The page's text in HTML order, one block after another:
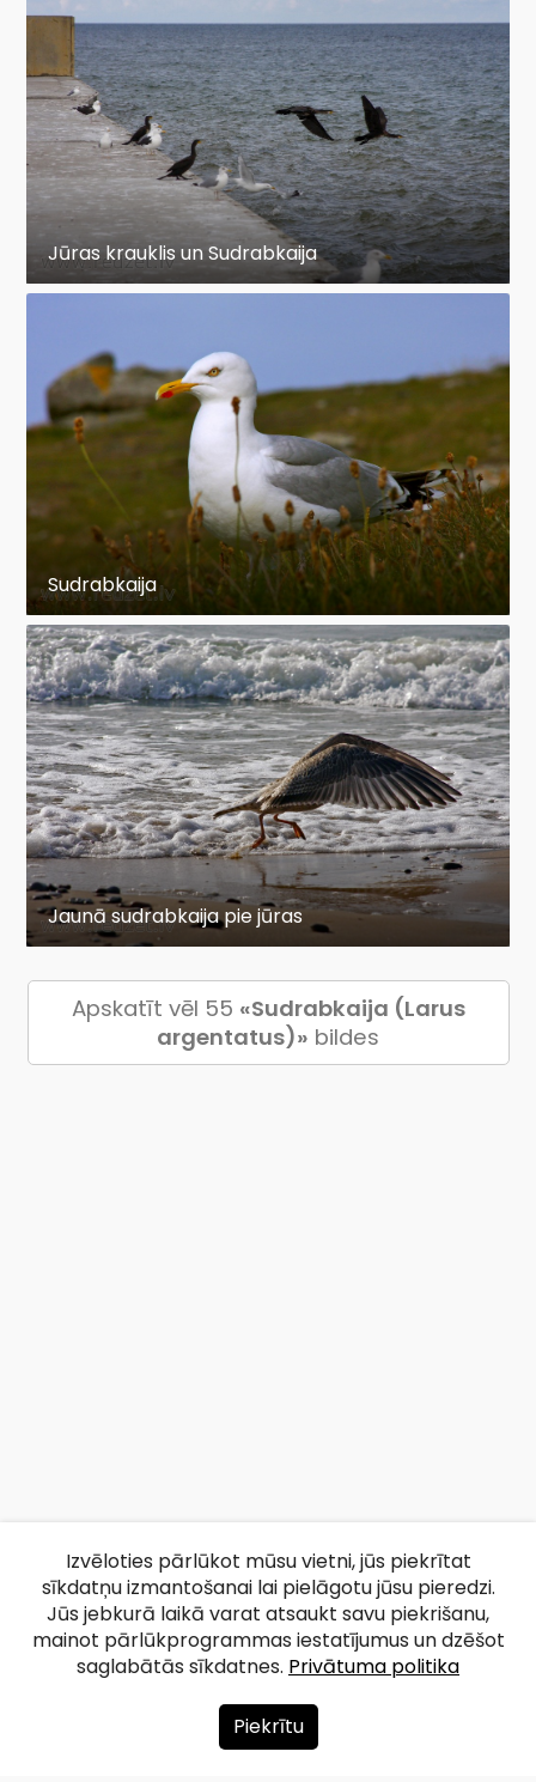
Jūras krauklis un Sudrabkaija
Sudrabkaija
Jaunā sudrabkaija pie jūras
Apskatīt vēl 55 «Sudrabkaija (Larus
argentatus)» bildes
Par mums
Izvēloties pārlūkot mūsu vietni, jūs piekrītat
sīkdatņu izmantošanai lai pielāgotu jūsu pieredzi.
Jūs jebkurā laikā varat atsaukt savu piekrišanu,
mainot pārlūkprogrammas iestatījumus un dzēšot
saglabātās sīkdatnes. Privātuma politika
Piekrītu